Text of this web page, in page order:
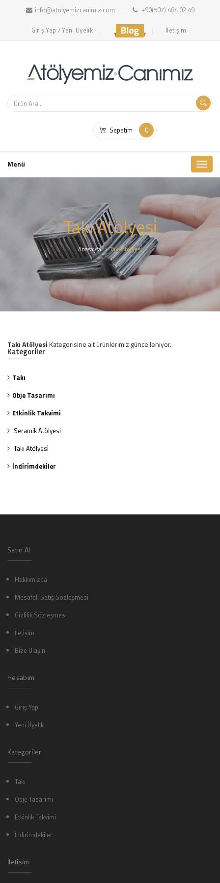
info@atolyemizcanimiz.com +90(507) 484 02 49
Giriş Yap / Yeni Üyelik İletişim
Sepetim 0
Menü Toggle
Takı Atölyesi̇
Anasayfa Takı Atölyesi̇
Takı Atölyesi̇Kategorisine ait ürünlerimiz güncelleniyor.
Kategori̇ler
Takı
Obje Tasarımı
Etki̇nli̇k Takvi̇mi̇
Serami̇k Atölyesi̇
Takı Atölyesi̇
İndi̇ri̇mdeki̇ler
Satın Al
Hakkımızda
Mesafeli̇ Satış Sözleşmesi̇
Gi̇zli̇li̇k Sözleşmesi̇
İleti̇şi̇m
Bi̇ze Ulaşın
Hesabım
Giriş Yap
Yeni Üyelik
Kategori̇ler
Takı
Obje Tasarımı
Etki̇nli̇k Takvi̇mi̇
İndi̇ri̇mdeki̇ler
İleti̇şi̇m